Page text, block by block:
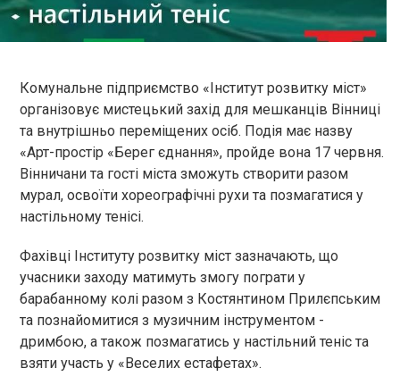
Комунальне підприємство «Інститут розвитку міст»
організовує мистецький захід для мешканців Вінниці
та внутрішньо переміщених осіб. Подія має назву
«Арт-простір «Берег єднання», пройде вона 17 червня.
Вінничани та гості міста зможуть створити разом
мурал, освоїти хореографічні рухи та позмагатися у
настільному тенісі.
Фахівці Інституту розвитку міст зазначають, що
учасники заходу матимуть змогу пограти у
барабанному колі разом з Костянтином Прилєпським
та познайомитися з музичним інструментом -
дримбою, а також позмагатись у настільний теніс та
взяти участь у «Веселих естафетах».